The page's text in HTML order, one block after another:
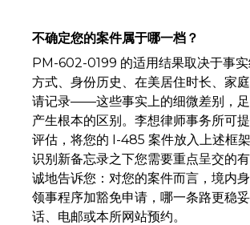
不确定您的案件属于哪一档？
PM-602-0199 的适用结果取决于事
方式、身份历史、在美居住时长、家
请记录——这些事实上的细微差别，
产生根本的区别。李想律师事务所可
评估，将您的 I-485 案件放入上述框架
识别新备忘录之下您需要重点呈交的
诚地告诉您：对您的案件而言，境内
领事程序加豁免申请，哪一条路更稳
话、电邮或本所网站预约。